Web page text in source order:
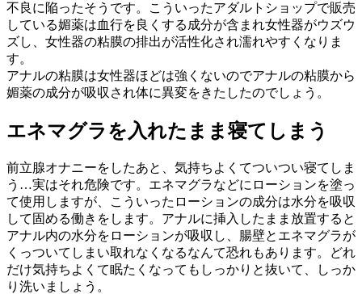
不良に陥ったそうです。こういったアダルトショップで販売
している媚薬は血行を良くする成分が含まれ女性器がウズウ
ズし、女性器の粘膜の排出が活性化され濡れやすくなりま
す。
アナルの粘膜は女性器ほどは強くないのでアナルの粘膜から
媚薬の成分が吸収され体に異変をきたしたのでしょう。
エネマグラを入れたまま寝てしまう
前立腺オナニーをしたあと、気持ちよくてついつい寝てしま
う…実はそれ危険です。エネマグラなどにローションを塗っ
て使用しますが、こういったローションの成分は水分を吸収
して固める働きをします。アナルに挿入したまま放置すると
アナル内の水分をローションが吸収し、腸壁とエネマグラが
くっついてしまい取れなくなるなんて恐れもあります。どれ
だけ気持ちよくて眠たくなってもしっかりと抜いて、しっか
り洗いましょう。